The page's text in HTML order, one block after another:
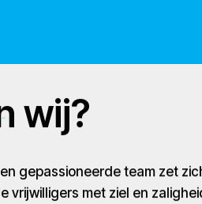
wij?
gepassioneerde team zet
vrijwilligers met ziel en